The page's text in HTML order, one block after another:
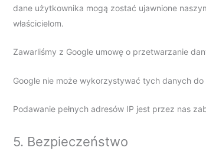
dane użytkownika mogą zostać ujawnione
właścicielom.
Zawarliśmy z Google umowę o przetwarzanie
Google nie może wykorzystywać tych danych do
Podawanie pełnych adresów IP jest przez nas
5. Bezpieczeństwo